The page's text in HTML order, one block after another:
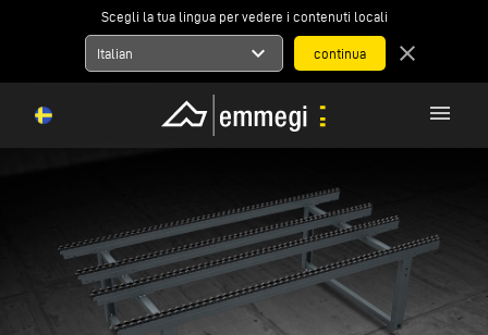
Scegli la tua lingua per vedere i contenuti locali
Italian expand_more close
menu